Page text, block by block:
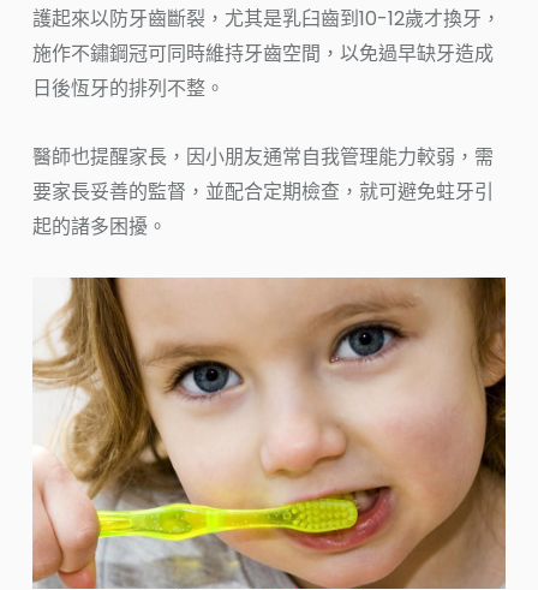
護起來以防牙齒斷裂，尤其是乳臼齒到10-12歲才換牙，
施作不鏽鋼冠可同時維持牙齒空間，以免過早缺牙造成
日後恆牙的排列不整。
醫師也提醒家長，因小朋友通常自我管理能力較弱，需
要家長妥善的監督，並配合定期檢查，就可避免蛀牙引
起的諸多困擾。